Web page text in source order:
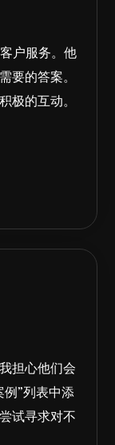
户服务。他
要的答案。
极的互动。
担心他们会
”列表中添
试寻求对不